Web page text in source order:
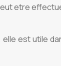
etre
est utile